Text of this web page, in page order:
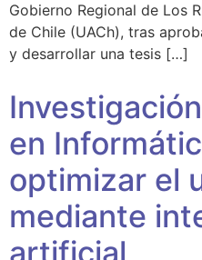
Gobierno Regional de Los
de Chile (UACh), tras
y desarrollar una tesis […]
en
optimizar el
mediante
artificial